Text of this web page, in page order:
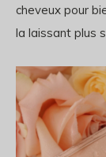
cheveux pour
la laissant plus